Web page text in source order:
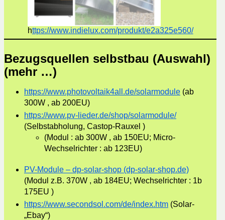
https://www.indielux.com/produkt/e2a325e560/
Bezugsquellen selbstbau (Auswahl)
(mehr …)
https://www.photovoltaik4all.de/solarmodule (ab
300W , ab 200EU)
https://www.pv-lieder.de/shop/solarmodule/
(Selbstabholung, Castop-Rauxel )
(Modul : ab 300W , ab 150EU; Micro-
Wechselrichter : ab 123EU)
PV-Module – dp-solar-shop (dp-solar-shop.de)
(Modul z.B. 370W , ab 184EU; Wechselrichter : 1b
175EU )
https://www.secondsol.com/de/index.htm (Solar-
„Ebay“)